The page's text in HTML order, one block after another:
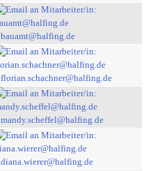
bauamt@halfing.de
florian.schachner@halfing.de
mandy.scheffel@halfing.de
diana.wierer@halfing.de